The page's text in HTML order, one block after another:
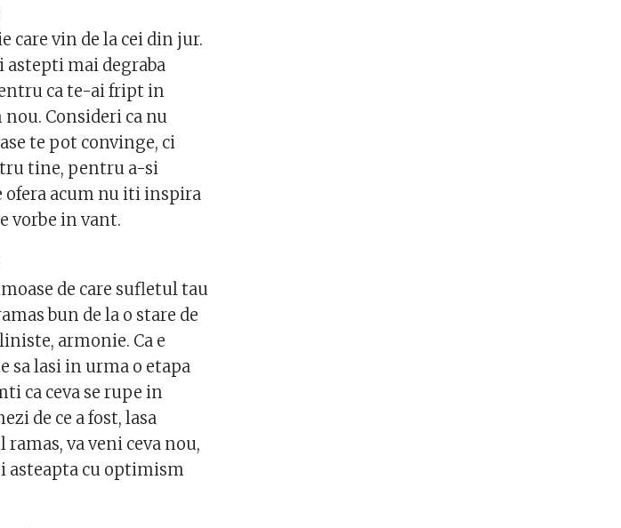
care vin de la cei din jur.
astepti mai degraba
ca te-ai fript in
Consideri ca nu
te pot convinge, ci
tine, pentru a-si
ofera acum nu iti inspira
vorbe in vant.
de care sufletul tau
bun de la o stare de
armonie. Ca e
sa lasi in urma o etapa
ca ceva se rupe in
de ce a fost, lasa
va veni ceva nou,
asteapta cu optimism